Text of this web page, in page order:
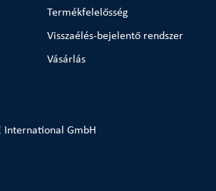
Termékfelelősség
Visszaélés-bejelentő rendszer
Vásárlás
International GmbH